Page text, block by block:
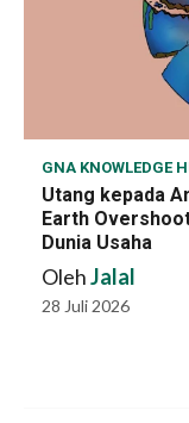
GNA KNOWLEDGE
Utang kepada
Earth
Dunia Usaha
OlehJalal
28 Juli 2026